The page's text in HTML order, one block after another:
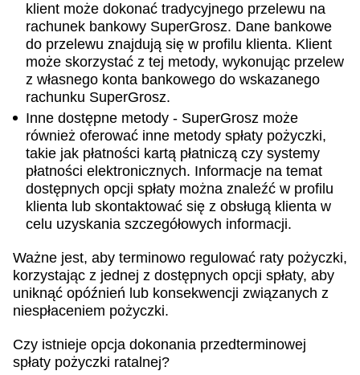
klient może dokonać tradycyjnego przelewu na
rachunek bankowy SuperGrosz. Dane bankowe
do przelewu znajdują się w profilu klienta. Klient
może skorzystać z tej metody, wykonując przelew
z własnego konta bankowego do wskazanego
rachunku SuperGrosz.
Inne dostępne metody - SuperGrosz może
również oferować inne metody spłaty pożyczki,
takie jak płatności kartą płatniczą czy systemy
płatności elektronicznych. Informacje na temat
dostępnych opcji spłaty można znaleźć w profilu
klienta lub skontaktować się z obsługą klienta w
celu uzyskania szczegółowych informacji.
Ważne jest, aby terminowo regulować raty pożyczki,
korzystając z jednej z dostępnych opcji spłaty, aby
uniknąć opóźnień lub konsekwencji związanych z
niespłaceniem pożyczki.
Czy istnieje opcja dokonania przedterminowej
spłaty pożyczki ratalnej?